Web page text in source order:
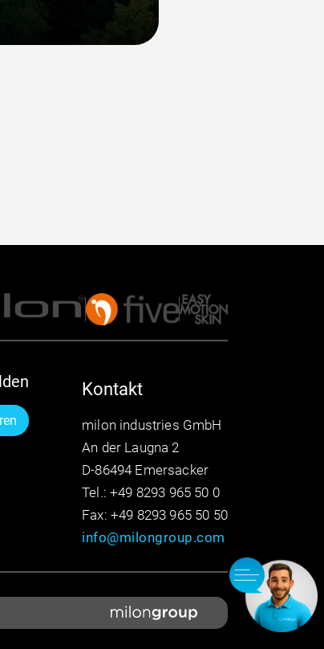
Kontakt
milon industries GmbH
An der Laugna 2
D-86494 Emersacker
Tel.: +49 8293 965 50 0
Fax: +49 8293 965 50 50
info@milongroup.com